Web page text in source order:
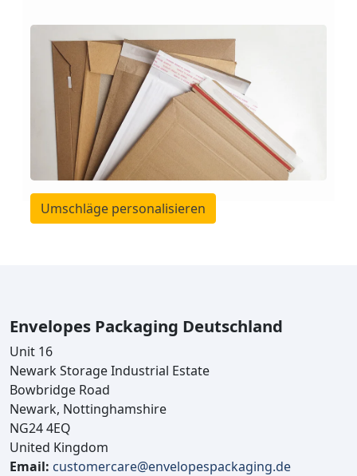
Umschläge personalisieren
Envelopes Packaging Deutschland
Unit 16
Newark Storage Industrial Estate
Bowbridge Road
Newark, Nottinghamshire
NG24 4EQ
United Kingdom
Email: customercare@envelopespackaging.de